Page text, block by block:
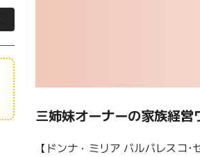
三姉妹オーナーの家族経
【ドンナ・ミリア バルバレスコ･